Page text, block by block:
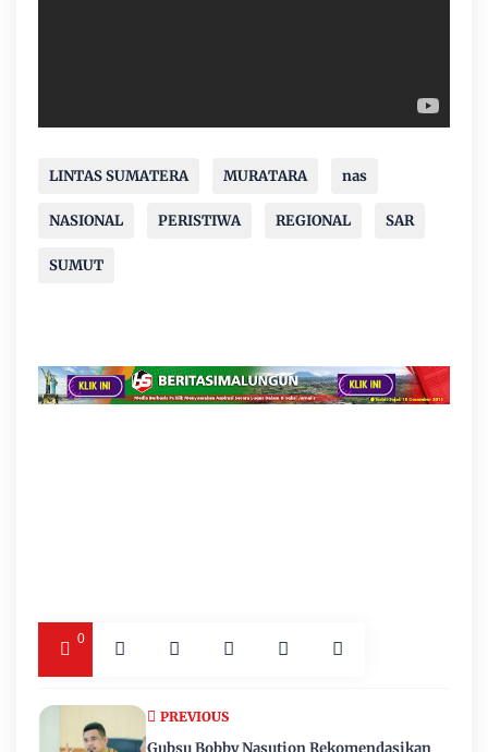
LINTAS SUMATERA MURATARA nas
NASIONAL PERISTIWA REGIONAL SAR
SUMUT
0
PREVIOUS
Gubsu Bobby Nasution Rekomendasikan